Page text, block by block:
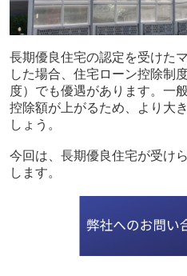
長期優良住宅の認定を受けた
した場合、住宅ローン控除制
度）でも優遇があります。一
控除額が上がるため、より大
しょう。
今回は、長期優良住宅が受け
します。